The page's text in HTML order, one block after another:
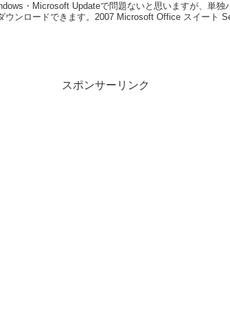
・Microsoft Updateで問題ないと思いますが、単独
ウンロードできます。2007 Microsoft Office スイート
スポンサーリンク